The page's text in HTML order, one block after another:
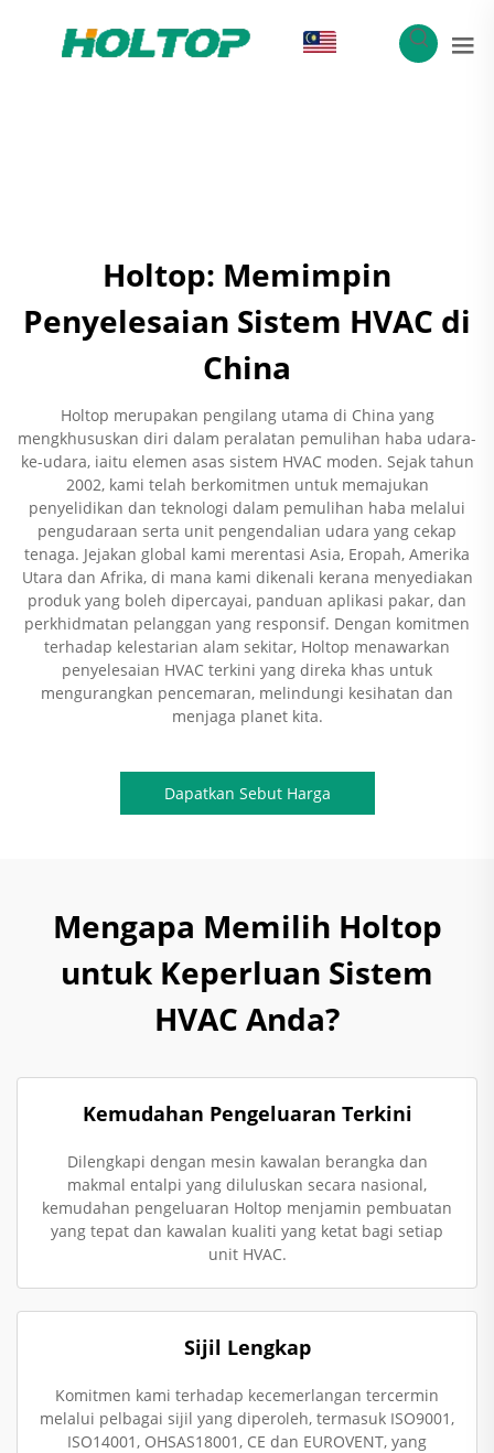
Holtop: Memimpin
Penyelesaian Sistem HVAC di
China
Holtop merupakan pengilang utama di China yang
mengkhususkan diri dalam peralatan pemulihan haba udara-
ke-udara, iaitu elemen asas sistem HVAC moden. Sejak tahun
2002, kami telah berkomitmen untuk memajukan
penyelidikan dan teknologi dalam pemulihan haba melalui
pengudaraan serta unit pengendalian udara yang cekap
tenaga. Jejakan global kami merentasi Asia, Eropah, Amerika
Utara dan Afrika, di mana kami dikenali kerana menyediakan
produk yang boleh dipercayai, panduan aplikasi pakar, dan
perkhidmatan pelanggan yang responsif. Dengan komitmen
terhadap kelestarian alam sekitar, Holtop menawarkan
penyelesaian HVAC terkini yang direka khas untuk
mengurangkan pencemaran, melindungi kesihatan dan
menjaga planet kita.
Dapatkan Sebut Harga
Mengapa Memilih Holtop
untuk Keperluan Sistem
HVAC Anda?
Kemudahan Pengeluaran Terkini
Dilengkapi dengan mesin kawalan berangka dan
makmal entalpi yang diluluskan secara nasional,
kemudahan pengeluaran Holtop menjamin pembuatan
yang tepat dan kawalan kualiti yang ketat bagi setiap
unit HVAC.
Sijil Lengkap
Komitmen kami terhadap kecemerlangan tercermin
melalui pelbagai sijil yang diperoleh, termasuk ISO9001,
ISO14001, OHSAS18001, CE dan EUROVENT, yang